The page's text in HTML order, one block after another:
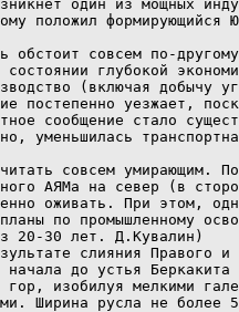
один из мощных
положил формирующийся
обстоит совсем по-
глубокой
(включая добычу
постепенно уезжает,
сообщение стало
уменьшилась
совсем умирающим.
АЯМа на север (в
оживать. При этом,
по промышленному
20-30 лет. Д.Кувалин)
слияния Правого и
до устья
гор, изобилуя мелкими
Ширина русла не более